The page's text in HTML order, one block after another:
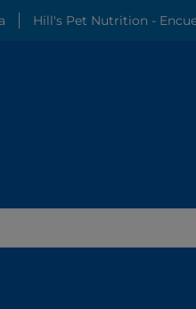
Hill's Pet Nutrition -